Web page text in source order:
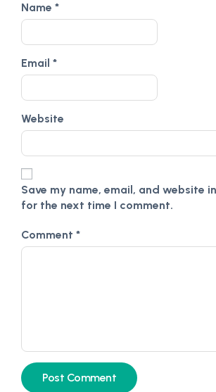
Name *
Email *
Website
Save my name, email, and website
for the next time I comment.
Comment *